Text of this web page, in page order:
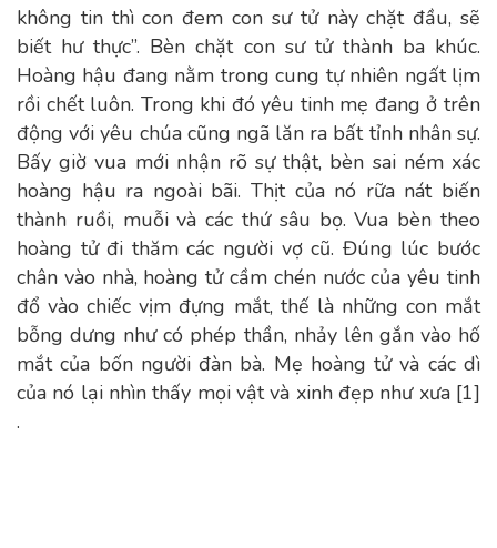
không tin thì con đem con sư tử này chặt đầu, sẽ
biết hư thực”. Bèn chặt con sư tử thành ba khúc.
Hoàng hậu đang nằm trong cung tự nhiên ngất lịm
rồi chết luôn. Trong khi đó yêu tinh mẹ đang ở trên
động với yêu chúa cũng ngã lăn ra bất tỉnh nhân sự.
Bấy giờ vua mới nhận rõ sự thật, bèn sai ném xác
hoàng hậu ra ngoài bãi. Thịt của nó rữa nát biến
thành ruồi, muỗi và các thứ sâu bọ. Vua bèn theo
hoàng tử đi thăm các người vợ cũ. Đúng lúc bước
chân vào nhà, hoàng tử cầm chén nước của yêu tinh
đổ vào chiếc vịm đựng mắt, thế là những con mắt
bỗng dưng như có phép thần, nhảy lên gắn vào hố
mắt của bốn người đàn bà. Mẹ hoàng tử và các dì
của nó lại nhìn thấy mọi vật và xinh đẹp như xưa [1]
.